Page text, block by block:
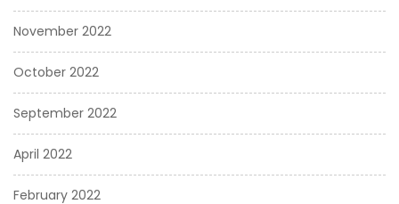
November 2022
October 2022
September 2022
April 2022
February 2022